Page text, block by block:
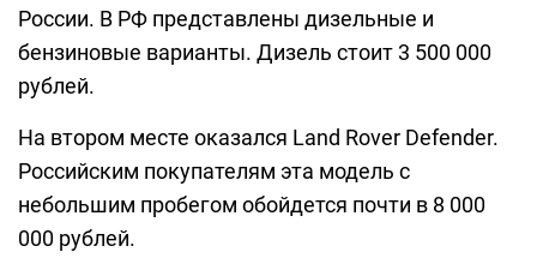
России. В РФ представлены дизельные и
бензиновые варианты. Дизель стоит 3 500 000
рублей.
На втором месте оказался Land Rover Defender.
Российским покупателям эта модель с
небольшим пробегом обойдется почти в 8 000
000 рублей.